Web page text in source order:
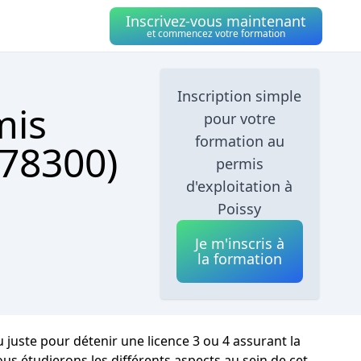
Inscrivez-vous maintenant
et commencez votre formation
Inscription simple
pour votre
formation au
permis
d'exploitation à
Poissy
Je m'inscris à
la formation
pour détenir une licence 3 ou 4 assurant la